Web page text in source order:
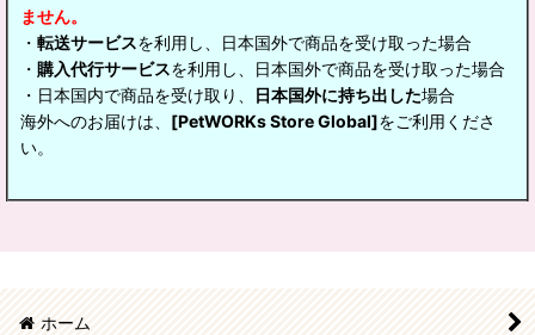
ません。
・ 転送サービスを利用し、日本国外で商品を受け取った場合
・ 購入代行サービスを利用し、日本国外で商品を受け取った場合
・日本国内で商品を受け取り、
日本国外に持ち出した場合
海外へのお届けは、 [PetWORKs Store Global]をご利用くださ
い。
ホーム